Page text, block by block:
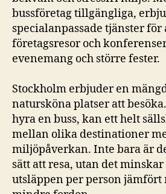
bussföretag tillgängliga,
specialanpassade tjänster
företagsresor och
evenemang och större fester.
Stockholm erbjuder en
natursköna platser att
hyra en buss, kan ett helt
mellan olika destinationer
miljöpåverkan. Inte bara är
sätt att resa, utan det minskar
utsläppen per person jämfört